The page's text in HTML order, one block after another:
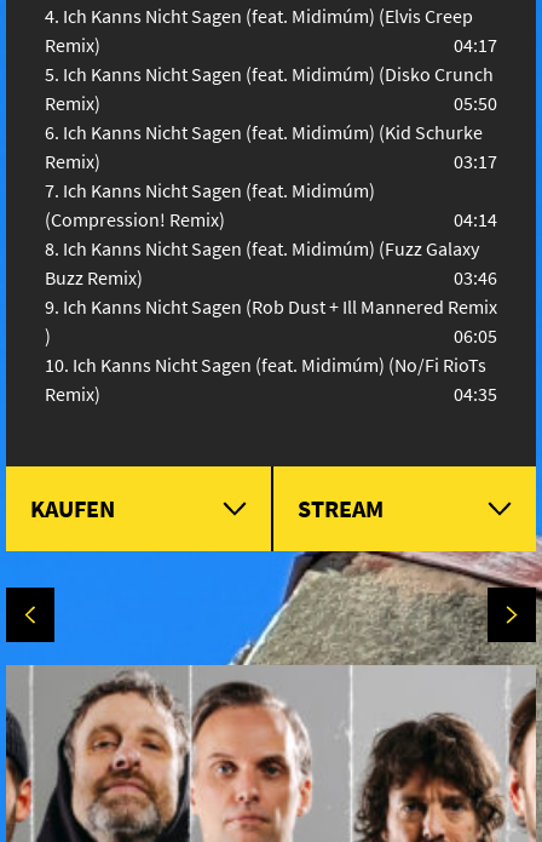
Ich Kanns Nicht Sagen (feat. Midimúm) (Elvis Creep
Remix)
04:17
Ich Kanns Nicht Sagen (feat. Midimúm) (Disko Crunch
Remix)
05:50
Ich Kanns Nicht Sagen (feat. Midimúm) (Kid Schurke
Remix)
03:17
Ich Kanns Nicht Sagen (feat. Midimúm)
(Compression! Remix)
04:14
Ich Kanns Nicht Sagen (feat. Midimúm) (Fuzz Galaxy
Buzz Remix)
03:46
Ich Kanns Nicht Sagen (Rob Dust + Ill Mannered Remix
)
06:05
Ich Kanns Nicht Sagen (feat. Midimúm) (No/Fi RioTs
Remix)
04:35
KAUFEN STREAM